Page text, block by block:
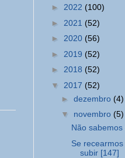
► 2022 (100)
► 2021 (52)
► 2020 (56)
► 2019 (52)
► 2018 (52)
▼ 2017 (52)
► dezembro (4)
▼ novembro (5)
Não
Se
subir [147]